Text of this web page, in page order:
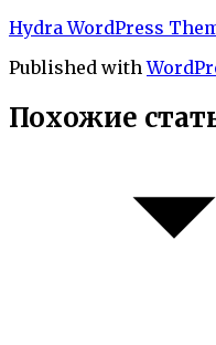
Hydra WordPress
Published with
Похожие